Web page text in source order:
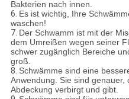
Bakterien nach innen.
6. Es ist wichtig, Ihre
waschen!
7. Der Schwamm ist mit der
dem Umreißen wegen seiner
schwer zugänglich Bereiche
groß.
8. Schwämme sind eine
Anwendung. Sie sind
Abdeckung verbirgt und gibt.